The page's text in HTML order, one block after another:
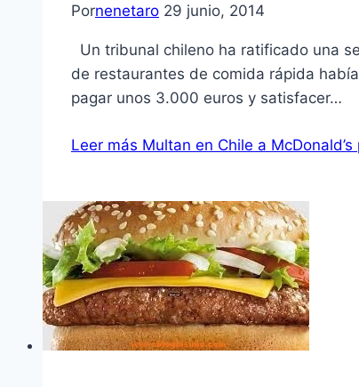
Pornenetaro 29 junio, 2014
Un tribunal chileno ha ratificado una
de restaurantes de comida rápida
pagar unos 3.000 euros y satisfacer…
Leer más Multan en Chile a